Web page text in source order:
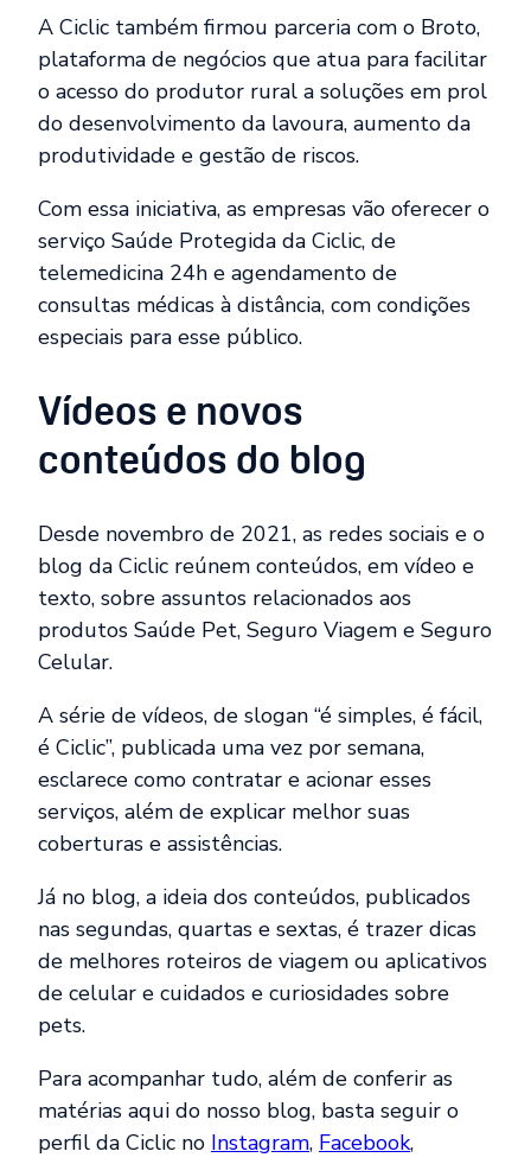
A Ciclic também firmou parceria com o Broto,
plataforma de negócios que atua para facilitar
o acesso do produtor rural a soluções em prol
do desenvolvimento da lavoura, aumento da
produtividade e gestão de riscos.
Com essa iniciativa, as empresas vão oferecer o
serviço Saúde Protegida da Ciclic, de
telemedicina 24h e agendamento de
consultas médicas à distância, com condições
especiais para esse público.
Vídeos e novos
conteúdos do blog
Desde novembro de 2021, as redes sociais e o
blog da Ciclic reúnem conteúdos, em vídeo e
texto, sobre assuntos relacionados aos
produtos Saúde Pet, Seguro Viagem e Seguro
Celular.
A série de vídeos, de slogan “é simples, é fácil,
é Ciclic”, publicada uma vez por semana,
esclarece como contratar e acionar esses
serviços, além de explicar melhor suas
coberturas e assistências.
Já no blog, a ideia dos conteúdos, publicados
nas segundas, quartas e sextas, é trazer dicas
de melhores roteiros de viagem ou aplicativos
de celular e cuidados e curiosidades sobre
pets.
Para acompanhar tudo, além de conferir as
matérias aqui do nosso blog, basta seguir o
perfil da Ciclic no Instagram, Facebook,